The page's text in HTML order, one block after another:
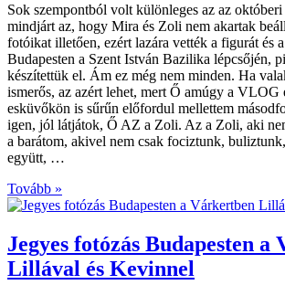
Sok szempontból volt különleges az az
mindjárt az, hogy Mira és Zoli nem akartak
fotóikat illetően, ezért lazára vették a figurát és
Budapesten a Szent István Bazilika lépcsőjén,
készítettük el. Ám ez még nem minden. Ha
ismerős, az azért lehet, mert Ő amúgy a VLOG
esküvőkön is sűrűn előfordul mellettem
igen, jól látjátok, Ő AZ a Zoli. Az a Zoli, aki
a barátom, akivel nem csak fociztunk,
együtt, …
Tovább »
Jegyes fotózás Budapesten a
Lillával és Kevinnel